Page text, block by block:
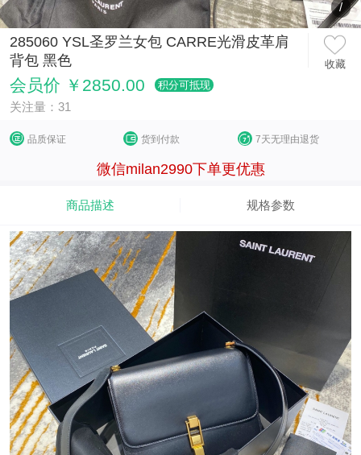
/
285060 YSL圣罗兰女包 CARRE光滑皮革肩
背包 黑色
收藏
会员价 ￥2850.00 积分可抵现
关注量：31
品质保证 货到付款 7天无理由退货
微信milan2990下单更优惠
商品描述 规格参数